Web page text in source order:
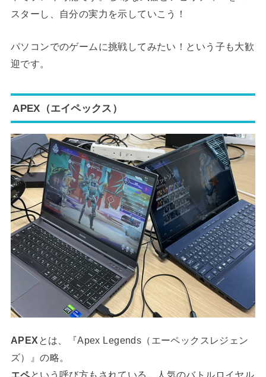
スターし、自分の実力を示していこう！
パソコンでのゲームに挑戦してみたい！という子も大歓
迎です。
APEX（エイペックス）
APEX とは、『Apex Legends（エーペックスレジェン
ズ）』の略。